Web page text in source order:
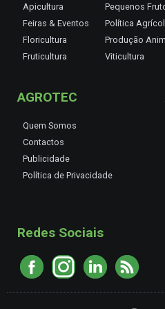
Apicultura
Feiras & Eventos
Floricultura
Fruticultura
Pequenos
Política
Produção
Viticultura
AGROTEC
Quem Somos
Contactos
Publicidade
Política de Privacidade
Redes Sociais